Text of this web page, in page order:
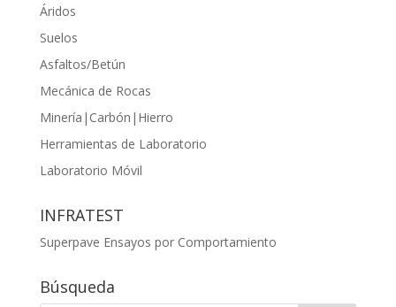
Áridos
Suelos
Asfaltos/Betún
Mecánica de Rocas
Minería|Carbón|Hierro
Herramientas de Laboratorio
Laboratorio Móvil
INFRATEST
Superpave Ensayos por Comportamiento
Búsqueda